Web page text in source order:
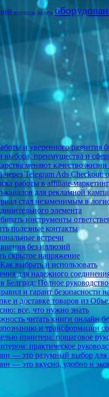
контроль модем
и уверенного развития
выбора, преимущества и
меняют качество
Telegram Ads Checkout:
работы в affiliate-
каналов для рекламной
стал незаменимым в
элемента
инструменты
полезные контакты
встречи
без иллюзий
скрытое напряжение
выбрать и использовать
для надежного
Белград: Полное руководство
и гарант безопасности
и доставке товаров из
все, что нужно знать
читать книги онлайн
и трансформации
принтера: пошаговое
практическое
— это разумный выбор для
— это вкусно, удобно и